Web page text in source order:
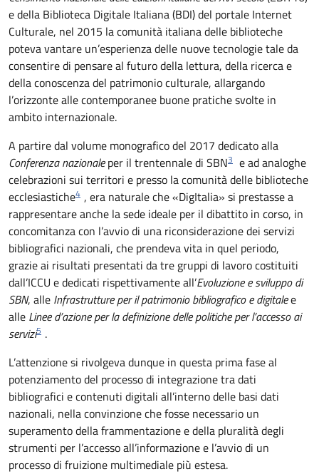
e della Biblioteca Digitale Italiana (BDI) del portale Internet
Culturale, nel 2015 la comunità italiana delle biblioteche
poteva vantare un’esperienza delle nuove tecnologie tale da
consentire di pensare al futuro della lettura, della ricerca e
della conoscenza del patrimonio culturale, allargando
l’orizzonte alle contemporanee buone pratiche svolte in
ambito internazionale.
A partire dal volume monografico del 2017 dedicato alla
Conferenza nazionaleper il trentennale di SBN3 e ad analoghe
celebrazioni sui territori e presso la comunità delle biblioteche
ecclesiastiche4 , era naturale che «DigItalia» si prestasse a
rappresentare anche la sede ideale per il dibattito in corso, in
concomitanza con l’avvio di una riconsiderazione dei servizi
bibliografici nazionali, che prendeva vita in quel periodo,
grazie ai risultati presentati da tre gruppi di lavoro costituiti
dall’ICCU e dedicati rispettivamente all’Evoluzione e sviluppo di
SBN, alle Infrastrutture per il patrimonio bibliografico e digitalee
alle Linee d’azione per la definizione delle politiche per l’accesso ai
servizi5 .
L’attenzione si rivolgeva dunque in questa prima fase al
potenziamento del processo di integrazione tra dati
bibliografici e contenuti digitali all’interno delle basi dati
nazionali, nella convinzione che fosse necessario un
superamento della frammentazione e della pluralità degli
strumenti per l’accesso all’informazione e l’avvio di un
processo di fruizione multimediale più estesa.